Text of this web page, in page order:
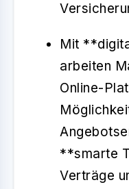
Mit
arbeiten
Online-
**smarte
Verträge